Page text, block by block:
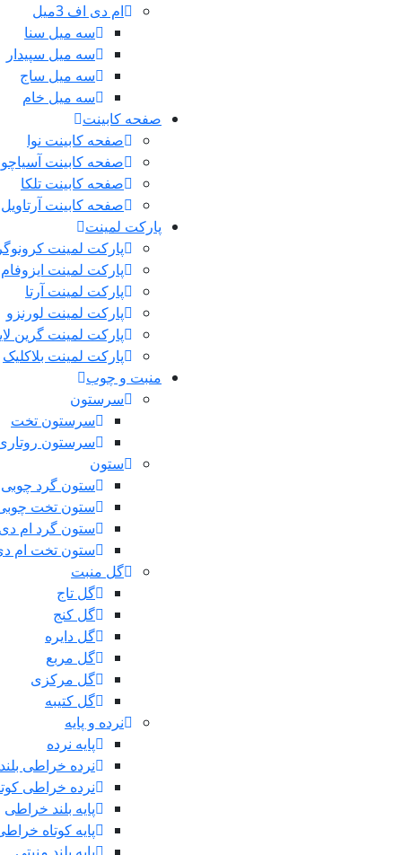
ام دی اف 3میل
سه میل سنا
سه میل سپیدار
سه میل ساج
سه میل خام
صفحه کابینت
صفحه کابینت نوا
صفحه کابینت
صفحه کابینت تلکا
صفحه کابینت آرتاویل
پارکت لمینت
پارکت لمینت
پارکت لمینت ایزوفام
پارکت لمینت آرتا
پارکت لمینت لورنزو
پارکت لمینت گرین
پارکت لمینت بلاکلیک
منبت و چوب
سرستون
سرستون تخت
سرستون
ستون
ستون گرد چوبی
ستون تخت
ستون گرد ام
ستون تخت ام
گل منبت
گل تاج
گل کنج
گل دایره
گل مربع
گل مرکزی
گل کتیبه
نرده و پایه
پایه نرده
نرده خراطی بلند
نرده خراطی
پایه بلند خراطی
پایه کوتاه